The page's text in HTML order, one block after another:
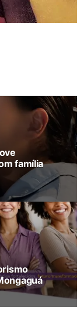
família